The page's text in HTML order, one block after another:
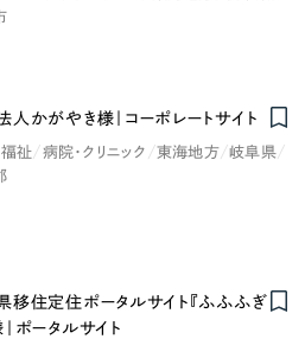
人かがやき様｜コーポレートサイト
福祉 病院・クリニック 東海地方
岐阜県
移住定住ポータルサイト『ふふふぎ
｜ポータルサイト